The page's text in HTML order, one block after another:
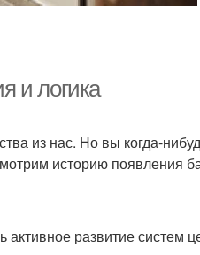
и логика
из нас. Но вы когда-
историю появления
развитие систем